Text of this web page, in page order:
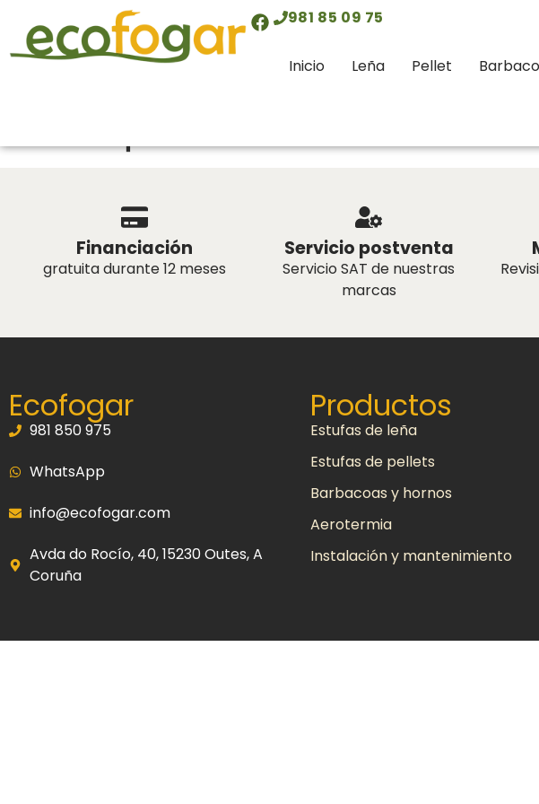
981 85 09 75
Inicio Leña Pellet
Financiación
gratuita durante 12 meses
Servicio postventa
Servicio SAT de nuestras
marcas
Ecofogar
981 850 975
WhatsApp
info@ecofogar.com
Avda do Rocío, 40, 15230 Outes, A
Coruña
Productos
Estufas de leña
Estufas de pellets
Barbacoas y hornos
Aerotermia
Instalación y mantenimiento